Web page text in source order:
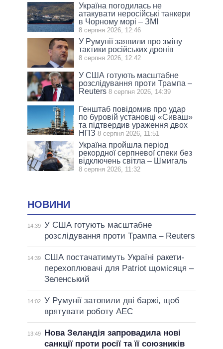
Україна погодилась не
атакувати неросійські танкери
в Чорному морі – ЗМІ
8 серпня 2026, 12:46
У Румунії заявили про зміну
тактики російських дронів
8 серпня 2026, 12:42
У США готують масштабне
розслідування проти Трампа –
Reuters 8 серпня 2026, 14:39
Генштаб повідомив про удар
по буровій установці «Сиваш»
та підтвердив ураження двох
НПЗ 8 серпня 2026, 11:51
Україна пройшла період
рекордної серпневої спеки без
відключень світла – Шмигаль
8 серпня 2026, 11:32
НОВИНИ
14:39 У США готують масштабне
розслідування проти Трампа – Reuters
14:39
США постачатимуть Україні ракети-
перехоплювачі для Patriot щомісяця –
Зеленський
14:02 У Румунії затопили дві баржі, щоб
врятувати роботу АЕС
13:49
Нова Зеландія запровадила нові
санкції проти росії та її союзників